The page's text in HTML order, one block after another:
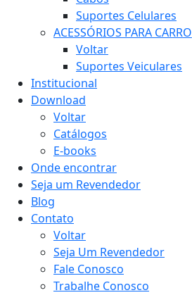
Suportes Celulares
ACESSÓRIOS PARA CARRO
Voltar
Suportes Veiculares
Institucional
Download
Voltar
Catálogos
E-books
Onde encontrar
Seja um Revendedor
Blog
Contato
Voltar
Seja Um Revendedor
Fale Conosco
Trabalhe Conosco